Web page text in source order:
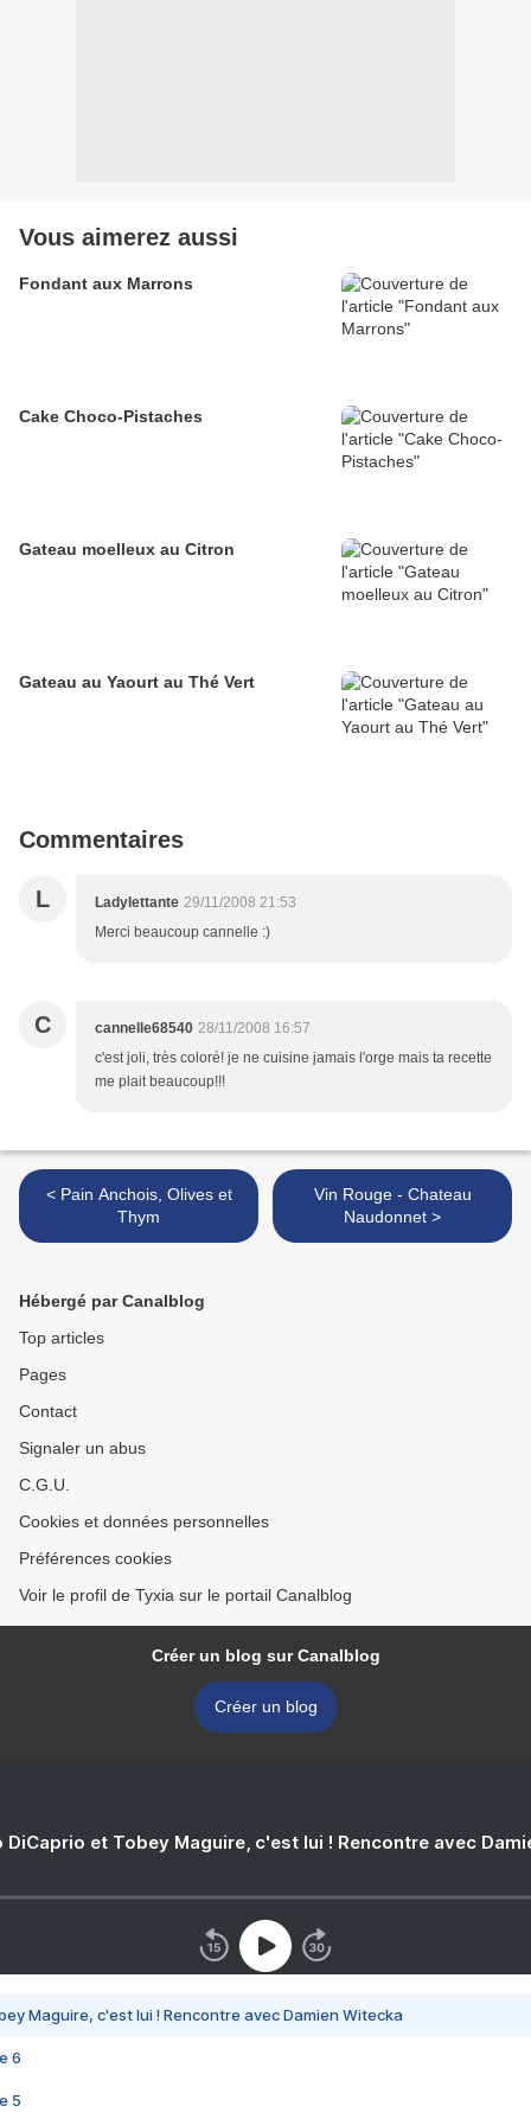
Vous aimerez aussi
Fondant aux Marrons
Cake Choco-Pistaches
Gateau moelleux au Citron
Gateau au Yaourt au Thé Vert
Commentaires
L Ladylettante 29/11/2008 21:53
Merci beaucoup cannelle :)
C cannelle68540 28/11/2008 16:57
c'est joli, très coloré! je ne cuisine jamais l'orge mais ta recette
me plait beaucoup!!!
< Pain Anchois, Olives et
Thym
Vin Rouge - Chateau
Naudonnet >
Hébergé par Canalblog
Top articles
Pages
Contact
Signaler un abus
C.G.U.
Cookies et données personnelles
Préférences cookies
Voir le profil de Tyxia sur le portail Canalblog
Créer un blog sur Canalblog
Créer un blog
DiCaprio et Tobey Maguire, c'est lui ! Rencontre avec
Maguire, c'est lui ! Rencontre avec Damien Witecka
6
5